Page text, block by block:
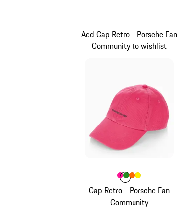
Cap Retro - Porsche Fan
Community
Add Cap Retro - Porsche Fan
Community to wishlist
Farbe
Farbepink
Farbe
FarbeFarbe